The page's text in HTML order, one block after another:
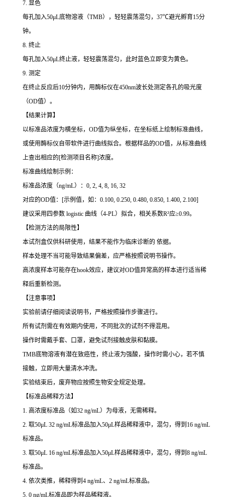
7. 显色
每孔加入50μL底物溶液（TMB），轻轻震荡混匀，37℃避光孵育15分
钟。
8. 终止
每孔加入50μL终止液，轻轻震荡混匀，此时蓝色立即变为黄色。
9. 测定
在终止反应后10分钟内，用酶标仪在450nm波长处测定各孔的吸光度
（OD值）。
【结果计算】
以标准品浓度为横坐标，OD值为纵坐标，在坐标纸上绘制标准曲线，
或使用酶标仪自带软件进行曲线拟合。根据样品的OD值，从标准曲线
上查出相应的[检测项目名称]浓度。
标准曲线绘制示例：
标准品浓度（ng/mL）：0, 2, 4, 8, 16, 32
对应的OD值：[示例值，如：0.100, 0.250, 0.480, 0.850, 1.400, 2.100]
建议采用四参数 logistic 曲线（4-PL）拟合，相关系数R²应≥0.99。
【检测方法的局限性】
本试剂盒仅供科研使用，结果不能作为临床诊断的 依据。
样本处理不当可能导致结果偏差，应严格按照说明书操作。
高浓度样本可能存在hook效应，建议对OD值异常高的样本进行适当稀
释后重新检测。
【注意事项】
实验前请仔细阅读说明书，严格按照操作步骤进行。
所有试剂需在有效期内使用，不同批次的试剂不得混用。
操作时需戴手套、口罩，避免试剂接触皮肤和黏膜。
TMB底物溶液有潜在致癌性，终止液为强酸，操作时需小心，若不慎
接触，立即用大量清水冲洗。
实验结束后，废弃物应按照生物安全规定处理。
【标准品稀释方法】
1. 高浓度标准品（如32 ng/mL）为母液，无需稀释。
2. 取50μL 32 ng/mL标准品加入50μL样品稀释液中，混匀，得到16 ng/mL
标准品。
3. 取50μL 16 ng/mL标准品加入50μL样品稀释液中，混匀，得到8 ng/mL
标准品。
4. 依次类推，稀释得到4 ng/mL、2 ng/mL标准品。
5. 0 ng/mL标准品即为样品稀释液。